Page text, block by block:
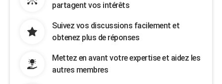
partagent vos intérêts
Suivez vos discussions facilement et
obtenez plus de réponses
Mettez en avant votre expertise et aidez les
autres membres